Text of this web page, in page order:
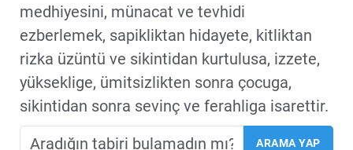
medhiyesini, münacat ve tevhidi
ezberlemek, sapikliktan hidayete, kitliktan
rizka üzüntü ve sikintidan kurtulusa, izzete,
yükseklige, ümitsizlikten sonra çocuga,
sikintidan sonra sevinç ve ferahliga isarettir.